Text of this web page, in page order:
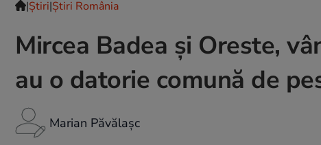
|Ştiri|Știri România
Mircea Badea și Oreste,
au o datorie comună de
Marian Păvălașc